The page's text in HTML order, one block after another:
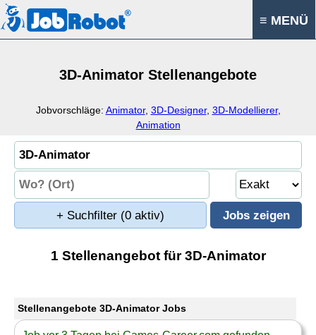
≡ MENÜ
3D-Animator Stellenangebote
Jobvorschläge: Animator, 3D-Designer, 3D-Modellierer,
Animation
+ Suchfilter (0 aktiv)
1 Stellenangebot für 3D-Animator
Stellenangebote 3D-Animator Jobs